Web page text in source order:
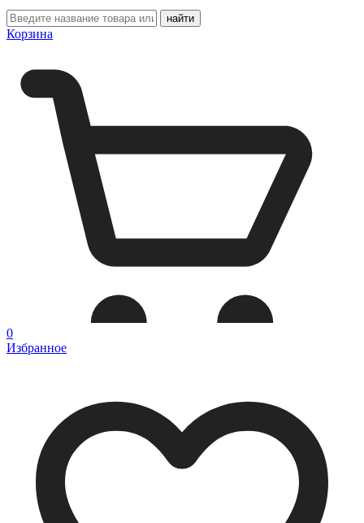
Корзина
0
Избранное